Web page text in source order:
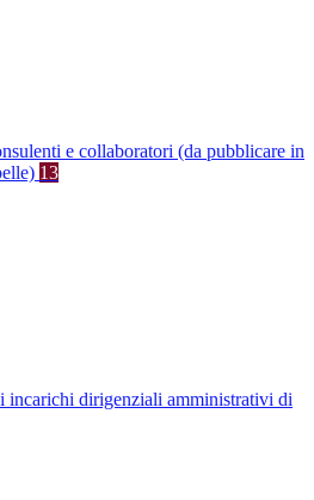
e collaboratori (da pubblicare in
13
incarichi dirigenziali amministrativi di